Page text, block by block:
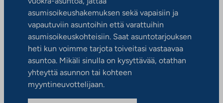
asumisoikeushakemuksen sekä vapaisiin ja
vapautuviin asuntoihin että varattuihin
asumisoikeuskohteisiin. Saat asuntotarjouksen
heti kun voimme tarjota toiveitasi vastaavaa
asuntoa. Mikäli sinulla on kysyttävää, otathan
yhteyttä asunnon tai kohteen
myyntineuvottelijaan.